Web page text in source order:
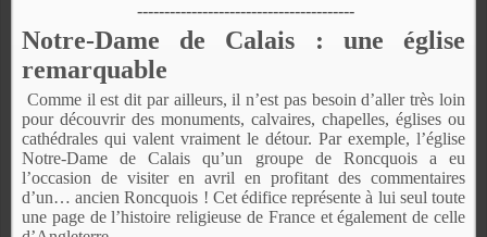
----------------------------------------
Notre-Dame de Calais : une église
remarquable
Comme il est dit par ailleurs, il n’est pas besoin d’aller très loin
pour découvrir des monuments, calvaires, chapelles, églises ou
cathédrales qui valent vraiment le détour. Par exemple, l’église
Notre-Dame de Calais qu’un groupe de Roncquois a eu
l’occasion de visiter en avril en profitant des commentaires
d’un… ancien Roncquois ! Cet édifice représente à lui seul toute
une page de l’histoire religieuse de France et également de celle